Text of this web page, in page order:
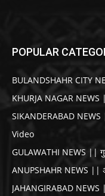
POPULAR
BULANDSHAHR CITY
KHURJA NAGAR
SIKANDERABAD NEWS
Video
GULAWATHI NEWS ||
ANUPSHAHR NEWS ||
JAHANGIRABAD NEWS